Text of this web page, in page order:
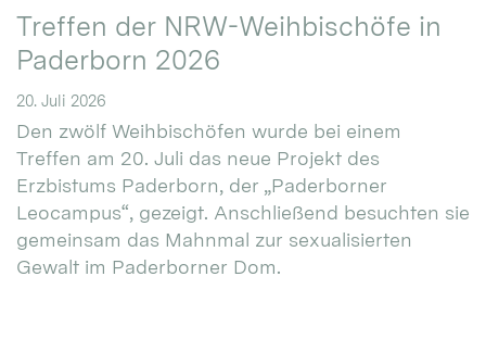
Treffen der NRW-Weihbischöfe in
Paderborn 2026
20. Juli 2026
Den zwölf Weihbischöfen wurde bei einem
Treffen am 20. Juli das neue Projekt des
Erzbistums Paderborn, der „Paderborner
Leocampus“, gezeigt. Anschließend besuchten sie
gemeinsam das Mahnmal zur sexualisierten
Gewalt im Paderborner Dom.